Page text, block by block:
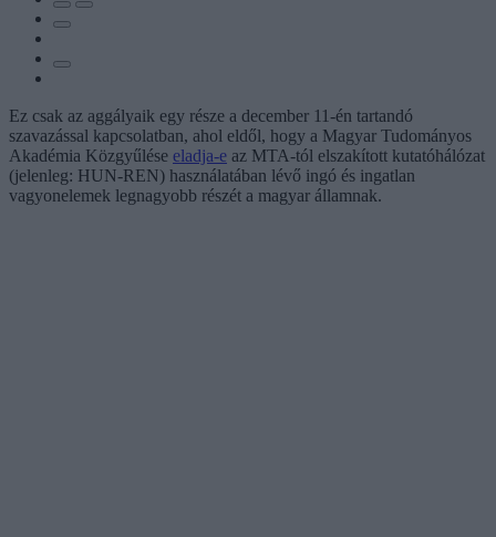
Ez csak az aggályaik egy része a december 11-én tartandó
szavazással kapcsolatban, ahol eldől, hogy a Magyar Tudományos
Akadémia Közgyűlése eladja-e az MTA-tól elszakított kutatóhálózat
(jelenleg: HUN-REN) használatában lévő ingó és ingatlan
vagyonelemek legnagyobb részét a magyar államnak.